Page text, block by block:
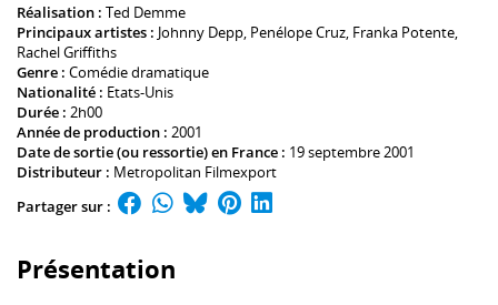
Réalisation : Ted Demme
Principaux artistes : Johnny Depp, Penélope Cruz, Franka Potente,
Rachel Griffiths
Genre : Comédie dramatique
Nationalité : Etats-Unis
Durée : 2h00
Année de production : 2001
Date de sortie (ou ressortie) en France : 19 septembre 2001
Distributeur : Metropolitan Filmexport
Partager sur :
Présentation